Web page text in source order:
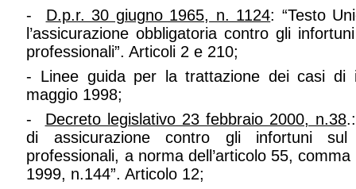
- D.p.r. 30 giugno 1965, n. 1124: “Testo
l’assicurazione obbligatoria contro gli
professionali”. Articoli 2 e 210;
- Linee guida per la trattazione dei casi di
maggio 1998;
- Decreto legislativo 23 febbraio 2000, n.38
di assicurazione contro gli infortuni
professionali, a norma dell’articolo 55,
1999, n.144”. Articolo 12;